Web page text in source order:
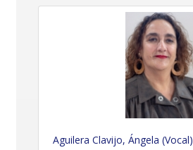
Aguilera Clavijo, Ángela (Vocal)